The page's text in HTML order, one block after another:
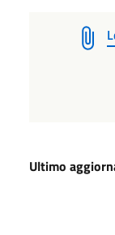
Ultimo